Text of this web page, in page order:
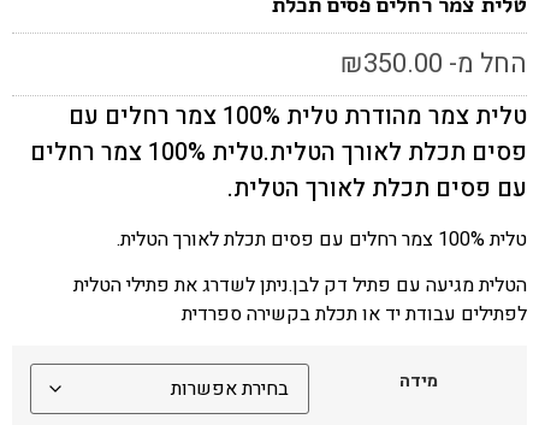
החל מ- ₪350.00
טלית צמר מהודרת טלית 100% צמר רחלים עם
פסים תכלת לאורך הטלית.טלית 100% צמר רחלים
עם פסים תכלת לאורך הטלית.
טלית 100% צמר רחלים עם פסים תכלת לאורך הטלית.
הטלית מגיעה עם פתיל דק לבן.ניתן לשדרג את פתילי הטלית
לפתילים עבודת יד או תכלת בקשירה ספרדית
מידה